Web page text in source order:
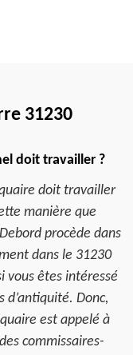
31230
doit travailler ?
doit travailler
manière que
procède dans
dans le 31230
vous êtes intéressé
d’antiquité. Donc,
est appelé à
commissaires-